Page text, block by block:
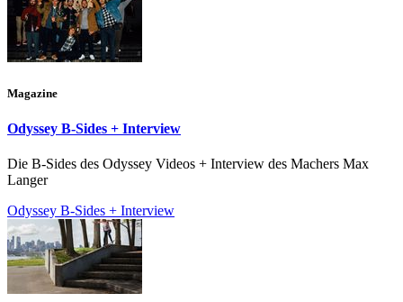
Magazine
Odyssey B-Sides + Interview
Die B-Sides des Odyssey Videos + Interview des Machers Max
Langer
Odyssey B-Sides + Interview